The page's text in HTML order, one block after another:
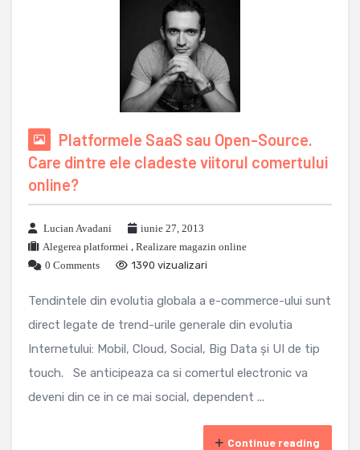
Platformele SaaS sau Open-Source.
Care dintre ele cladeste viitorul comertului
online?
Lucian Avadani
iunie 27, 2013
Alegerea platformei , Realizare magazin online
0 Comments
1390 vizualizari
Tendintele din evolutia globala a e-commerce-ului sunt
direct legate de trend-urile generale din evolutia
Internetului: Mobil, Cloud, Social, Big Data și UI de tip
touch. Se anticipeaza ca si comertul electronic va
deveni din ce in ce mai social, dependent ...
Continue reading